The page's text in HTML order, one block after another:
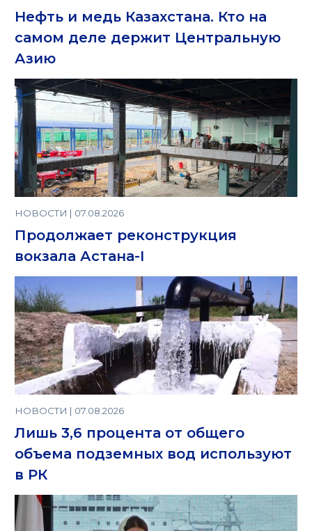
Нефть и медь Казахстана. Кто на
самом деле держит Центральную
Азию
НОВОСТИ | 07.08.2026
Продолжает реконструкция
вокзала Астана-I
НОВОСТИ | 07.08.2026
Лишь 3,6 процента от общего
объема подземных вод используют
в РК